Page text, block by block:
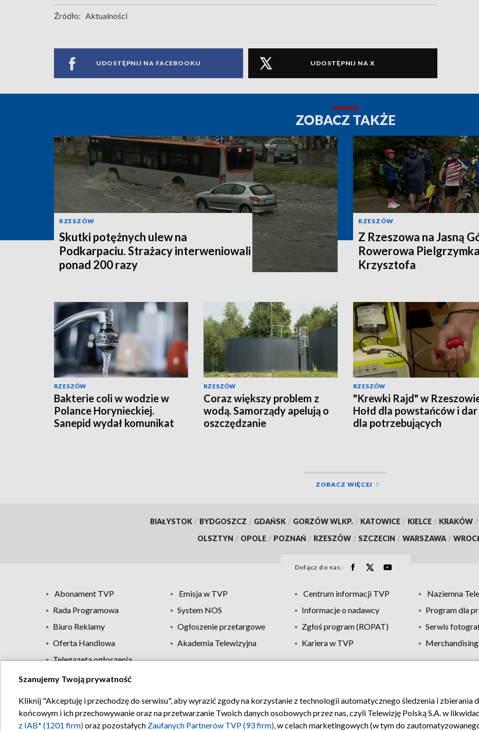
Źródło: Aktualności
UDOSTĘPNIJ NA FACEBOOKU UDOSTĘPNIJ NA X
ZOBACZ TAKŻE
RZESZÓW
Skutki potężnych ulew na
Podkarpaciu. Strażacy interweniowali
ponad 200 razy
RZESZÓW
Z Rzeszowa na Jasną
Rowerowa
Krzysztofa
RZESZÓW
Bakterie coli w wodzie w
Polance Horynieckiej.
Sanepid wydał komunikat
RZESZÓW
Coraz większy problem z
wodą. Samorządy apelują o
oszczędzanie
RZESZÓW
"Krewki Rajd" w
Hołd dla powstańców i dar
dla potrzebujących
ZOBACZ WIĘCEJ
BIAŁYSTOK / BYDGOSZCZ / GDAŃSK / GORZÓW WLKP. / KATOWICE / KIELCE / KRAKÓW /
OLSZTYN / OPOLE / POZNAŃ / RZESZÓW / SZCZECIN / WARSZAWA /
Dołącz do nas:
Abonament TVP Emisja w TVP Centrum informacji TVP Naziemna
Rada Programowa
System NOS Informacje o nadawcy
Program dla
Biuro Reklamy
Ogłoszenie przetargowe Zgłoś program (ROPAT)
Serwis
Oferta Handlowa
Akademia Telewizyjna Kariera w TVP
Telegazeta ogłoszenia
Regulamin TVP Polityka prywatności Moje zgody Pomoc Biuro reklamy
Szanujemy Twoją prywatność
Kliknij "Akceptuję i przechodzę do serwisu", aby wyrazić zgody na korzystanie z technologii automatycznego śledzenia i zbierania
końcowym i ich przechowywanie oraz na przetwarzanie Twoich danych osobowych przez nas, czyli Telewizję Polską S.A. w
z IAB* (1201 firm)oraz pozostałych Zaufanych Partnerów TVP (93 firm), w celach marketingowych (w tym do